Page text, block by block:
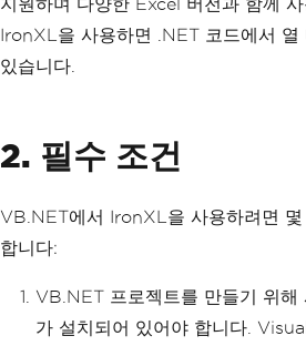
지원하며 다양한 Excel 버전과 함께
IronXL을 사용하면 .NET 코드에서 열
있습니다.
2. 필수 조건
VB.NET에서 IronXL을 사용하려면 몇
합니다:
VB.NET 프로젝트를 만들기 위
가 설치되어 있어야 합니다.